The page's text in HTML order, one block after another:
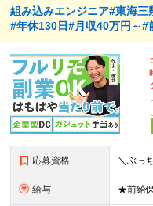
組み込みエンジニア#東海
#年休130日#月収40万円～#
応募資格
給与